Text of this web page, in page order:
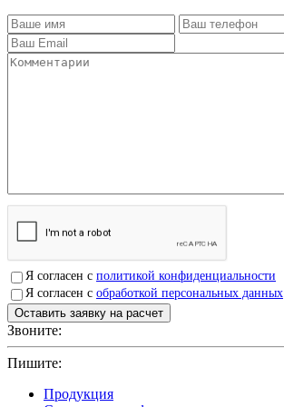
Я согласен с политикой конфиденциальности
Я согласен с обработкой персональных данных
Звоните:
Пишите:
Продукция